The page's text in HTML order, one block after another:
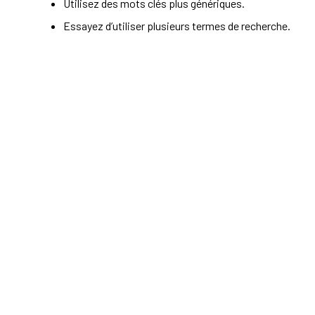
Utilisez des mots clés plus génériques.
Essayez d’utiliser plusieurs termes de recherche.